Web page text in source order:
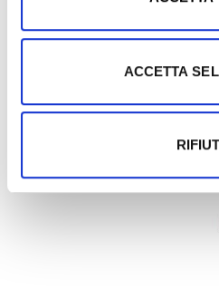
ACCETTA
Bracciale Zancan da uomo in